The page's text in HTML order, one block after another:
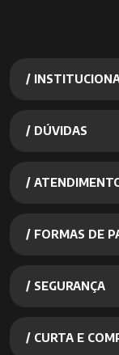
/
/ DÚVIDAS
/
/ FORMAS DE
/ SEGURANÇA
/ CURTA E